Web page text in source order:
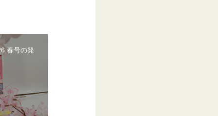
春号の発